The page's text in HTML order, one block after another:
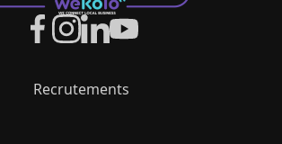
Recrutements